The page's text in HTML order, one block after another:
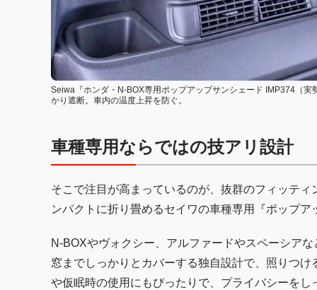
Seiwa『ホンダ・N-BOX専用ポップアップサンシェード IMP374（
かり遮断。車内の温度上昇を防ぐ。
車種専用ならではの技アリ設計
そこで注目が高まっているのが、抜群のフィッテ
ンパクトに折り畳めるセイワの車種専用『ポップ
N-BOXやヴォクシー、アルファードやスペーシア
窓までしっかりとカバーする独自設計で、照りつ
や仮眠時の使用にもぴったりで、プライバシーをし